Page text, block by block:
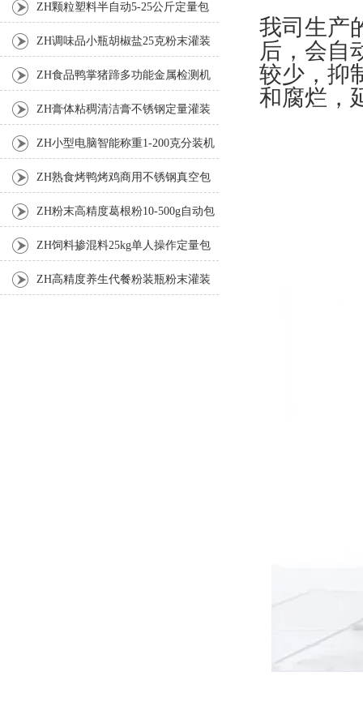
我司生产
后，会自
较少，抑
和腐烂，
ZH颗粒塑料半自动5-25公斤定量包
装机 ZH调味品小瓶胡椒盐25克粉末灌装
ZH食品鸭掌猪蹄多功能金属检测机
ZH膏体粘稠清洁膏不锈钢定量灌装
机厂家 ZH小型电脑智能称重1-200克分装机
ZH熟食烤鸭烤鸡商用不锈钢真空包
装机 ZH粉末高精度葛根粉10-500g自动包
装机 ZH饲料掺混料25kg单人操作定量包
装机 ZH高精度养生代餐粉装瓶粉末灌装